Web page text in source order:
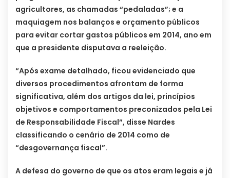
agricultores, as chamadas “pedaladas”; e a
maquiagem nos balanços e orçamento públicos
para evitar cortar gastos públicos em 2014, ano em
que a presidente disputava a reeleição.
“Após exame detalhado, ficou evidenciado que
diversos procedimentos afrontam de forma
significativa, além dos artigos da lei, princípios
objetivos e comportamentos preconizados pela Lei
de Responsabilidade Fiscal”, disse Nardes
classificando o cenário de 2014 como de
“desgovernança fiscal”.
A defesa do governo de que os atos eram legais e já